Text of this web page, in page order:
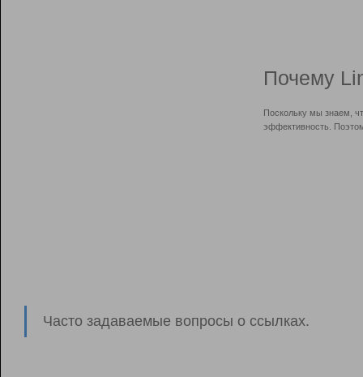
Почему
Поскольку мы знаем,
эффективность.
Часто задаваемые вопросы о ссылках.